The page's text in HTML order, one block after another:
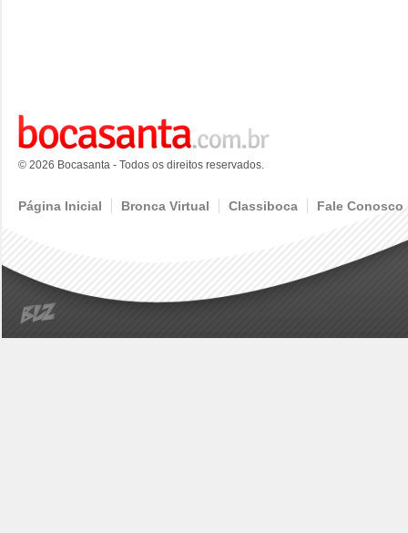
© 2026 Bocasanta - Todos os direitos reservados.
Página Inicial Bronca Virtual Classiboca Fale Conosco